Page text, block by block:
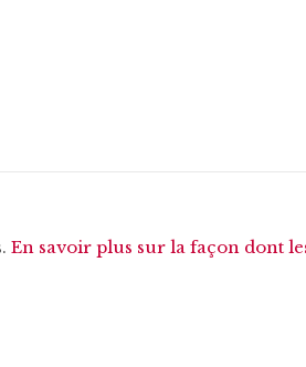
En savoir plus sur la façon dont